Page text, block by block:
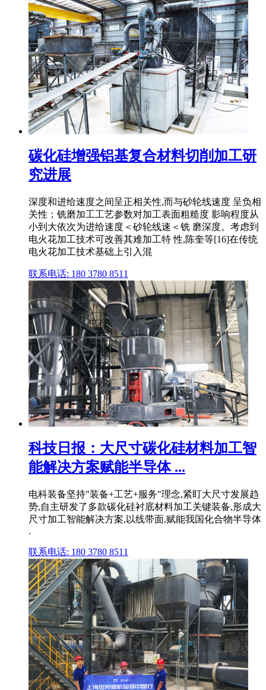
碳化硅增强铝基复合材料切削加工研
究进展
深度和进给速度之间呈正相关性,而与砂轮线速度 呈负相
关性；铣磨加工工艺参数对加工表面粗糙度 影响程度从
小到大依次为进给速度＜砂轮线速＜铣 磨深度。考虑到
电火花加工技术可改善其难加工特 性,陈奎等[16]在传统
电火花加工技术基础上引入混
联系电话: 180 3780 8511
科技日报：大尺寸碳化硅材料加工智
能解决方案赋能半导体 ...
电科装备坚持"装备+工艺+服务"理念,紧盯大尺寸发展趋
势,自主研发了多款碳化硅衬底材料加工关键装备,形成大
尺寸加工智能解决方案,以线带面,赋能我国化合物半导体
.
联系电话: 180 3780 8511